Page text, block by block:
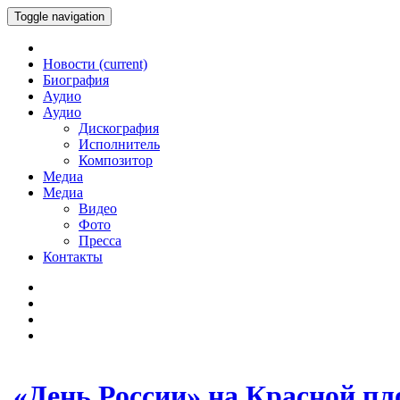
Toggle navigation
Новости (current)
Биография
Аудио
Аудио
Дискография
Исполнитель
Композитор
Медиа
Медиа
Видео
Фото
Пресса
Контакты